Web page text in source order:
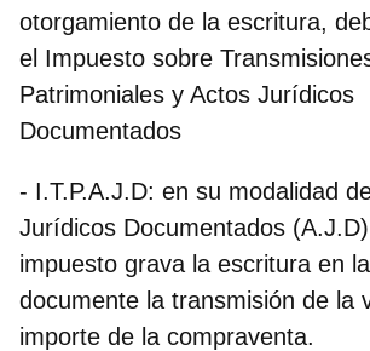
otorgamiento de la escritura,
el Impuesto sobre
Patrimoniales y Actos Jurídicos
Documentados
- I.T.P.A.J.D: en su modalidad
Jurídicos Documentados
impuesto grava la escritura en
documente la transmisión de la
importe de la compraventa.